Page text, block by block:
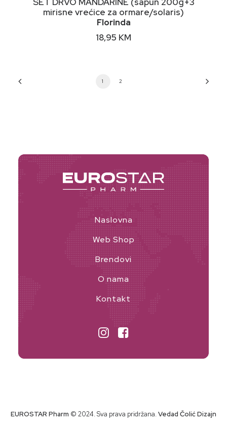
mirisne vrećice za ormare/solaris)
Florinda
18,95 KM
1 2
Naslovna
Web Shop
Brendovi
O nama
Kontakt
EUROSTAR Pharm © 2024. Sva prava pridržana.Vedad Čolić Dizajn